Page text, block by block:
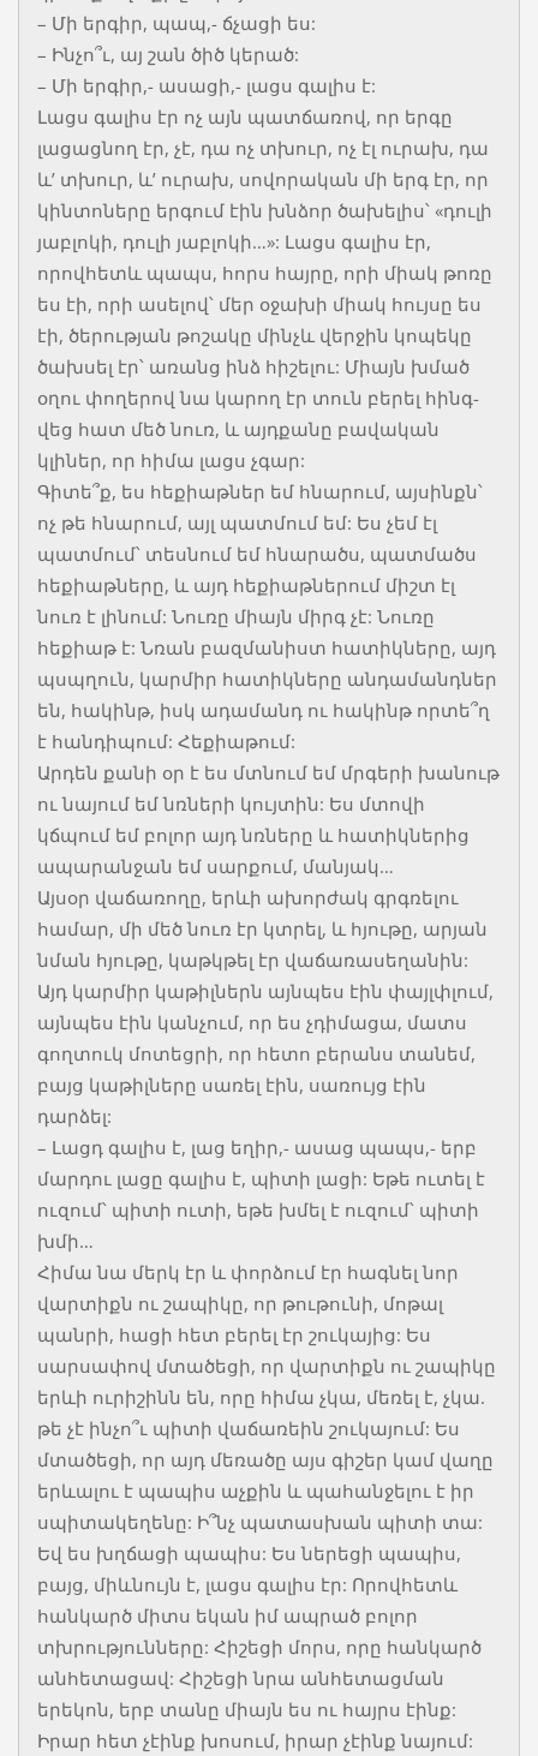
– Մի երգիր, պապ,- ճչացի ես:
– Ինչո՞ւ, այ շան ծիծ կերած:
– Մի երգիր,- ասացի,- լացս գալիս է:
Լացս գալիս էր ոչ այն պատճառով, որ երգը
լացացնող էր, չէ, դա ոչ տխուր, ոչ էլ ուրախ, դա
և’ տխուր, և’ ուրախ, սովորական մի երգ էր, որ
կինտոները երգում էին խնձոր ծախելիս՝ «դուլի
յաբլոկի, դուլի յաբլոկի…»: Լացս գալիս էր,
որովհետև պապս, հորս հայրը, որի միակ թոռը
ես էի, որի ասելով՝ մեր օջախի միակ հույսը ես
էի, ծերության թոշակը մինչև վերջին կոպեկը
ծախսել էր՝ առանց ինձ հիշելու: Միայն խմած
օղու փողերով նա կարող էր տուն բերել հինգ-
վեց հատ մեծ նուռ, և այդքանը բավական
կլիներ, որ հիմա լացս չգար:
Գիտե՞ք, ես հեքիաթներ եմ հնարում, այսինքն՝
ոչ թե հնարում, այլ պատմում եմ: Ես չեմ էլ
պատմում՝ տեսնում եմ հնարածս, պատմածս
հեքիաթները, և այդ հեքիաթներում միշտ էլ
նուռ է լինում: Նուռը միայն միրգ չէ: Նուռը
հեքիաթ է: Նռան բազմանիստ հատիկները, այդ
պսպղուն, կարմիր հատիկները անդամանդներ
են, հակինթ, իսկ ադամանդ ու հակինթ որտե՞ղ
է հանդիպում: Հեքիաթում:
Արդեն քանի օր է ես մտնում եմ մրգերի խանութ
ու նայում եմ նռների կույտին: Ես մտովի
կճպում եմ բոլոր այդ նռները և հատիկներից
ապարանջան եմ սարքում, մանյակ…
Այսօր վաճառողը, երևի ախորժակ գրգռելու
համար, մի մեծ նուռ էր կտրել, և հյութը, արյան
նման հյութը, կաթկթել էր վաճառասեղանին:
Այդ կարմիր կաթիլներն այնպես էին փայլփլում,
այնպես էին կանչում, որ ես չդիմացա, մատս
գողտուկ մոտեցրի, որ հետո բերանս տանեմ,
բայց կաթիլները սառել էին, սառույց էին
դարձել:
– Լացդ գալիս է, լաց եղիր,- ասաց պապս,- երբ
մարդու լացը գալիս է, պիտի լացի: Եթե ուտել է
ուզում՝ պիտի ուտի, եթե խմել է ուզում՝ պիտի
խմի…
Հիմա նա մերկ էր և փորձում էր հագնել նոր
վարտիքն ու շապիկը, որ թութունի, մոթալ
պանրի, հացի հետ բերել էր շուկայից: Ես
սարսափով մտածեցի, որ վարտիքն ու շապիկը
երևի ուրիշինն են, որը հիմա չկա, մեռել է, չկա.
թե չէ ինչո՞ւ պիտի վաճառեին շուկայում: Ես
մտածեցի, որ այդ մեռածը այս գիշեր կամ վաղը
երևալու է պապիս աչքին և պահանջելու է իր
սպիտակեղենը: Ի՞նչ պատասխան պիտի տա:
Եվ ես խղճացի պապիս: Ես ներեցի պապիս,
բայց, միևնույն է, լացս գալիս էր: Որովհետև
հանկարծ միտս եկան իմ ապրած բոլոր
տխրությունները: Հիշեցի մորս, որը հանկարծ
անհետացավ: Հիշեցի նրա անհետացման
երեկոն, երբ տանը միայն ես ու հայրս էինք:
Իրար հետ չէինք խոսում, իրար չէինք նայում: